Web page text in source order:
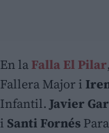
En la Falla El Pilar,
Fallera Major i
Infantil. Javier
i Santi Fornés